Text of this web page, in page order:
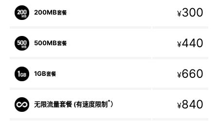
200MB套餐 ¥300
500MB套餐 ¥440
1GB套餐 ¥660
无限流量套餐 (有速度限制 *） ¥840